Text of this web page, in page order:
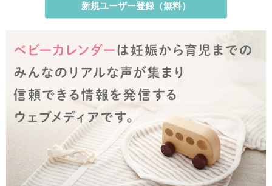
新規ユーザー登録（無料）